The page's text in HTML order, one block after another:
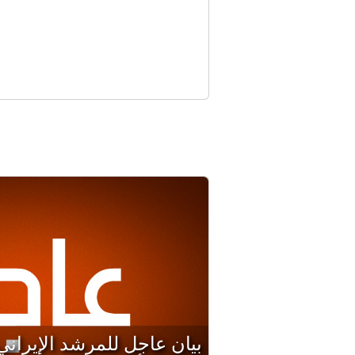
بيان عاجل للمرشد